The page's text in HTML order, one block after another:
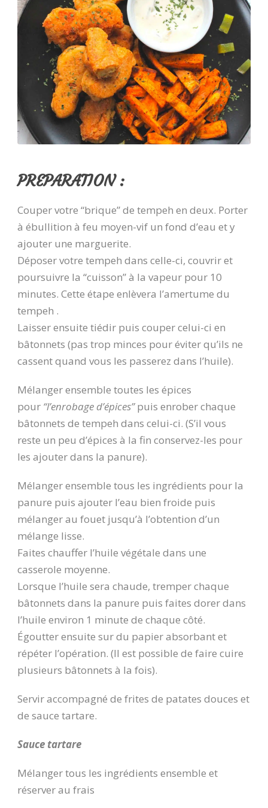
PREPARATION :
Couper votre “brique” de tempeh en deux. Porter
à ébullition à feu moyen-vif un fond d’eau et y
ajouter une marguerite.
Déposer votre tempeh dans celle-ci, couvrir et
poursuivre la “cuisson” à la vapeur pour 10
minutes. Cette étape enlèvera l’amertume du
tempeh .
Laisser ensuite tiédir puis couper celui-ci en
bâtonnets (pas trop minces pour éviter qu’ils ne
cassent quand vous les passerez dans l’huile).
Mélanger ensemble toutes les épices
pour “l’enrobage d’épices”puis enrober chaque
bâtonnets de tempeh dans celui-ci. (S’il vous
reste un peu d’épices à la fin conservez-les pour
les ajouter dans la panure).
Mélanger ensemble tous les ingrédients pour la
panure puis ajouter l’eau bien froide puis
mélanger au fouet jusqu’à l’obtention d’un
mélange lisse.
Faites chauffer l’huile végétale dans une
casserole moyenne.
Lorsque l’huile sera chaude, tremper chaque
bâtonnets dans la panure puis faites dorer dans
l’huile environ 1 minute de chaque côté.
Égoutter ensuite sur du papier absorbant et
répéter l’opération. (Il est possible de faire cuire
plusieurs bâtonnets à la fois).
Servir accompagné de frites de patates douces et
de sauce tartare.
Sauce tartare
Mélanger tous les ingrédients ensemble et
réserver au frais